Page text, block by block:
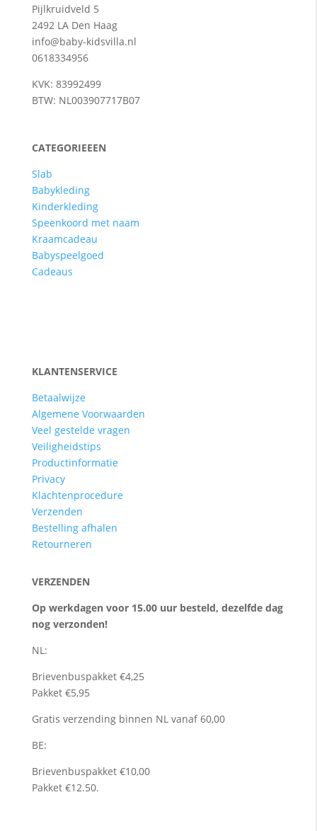
Pijlkruidveld 5
2492 LA Den Haag
info@baby-kidsvilla.nl
0618334956
KVK: 83992499
BTW: NL003907717B07
CATEGORIEEEN
Slab
Babykleding
Kinderkleding
Speenkoord met naam
Kraamcadeau
Babyspeelgoed
Cadeaus
KLANTENSERVICE
Betaalwijze
Algemene Voorwaarden
Veel gestelde vragen
Veiligheidstips
Productinformatie
Privacy
Klachtenprocedure
Verzenden
Bestelling afhalen
Retourneren
VERZENDEN
Op werkdagen voor 15.00 uur besteld, dezelfde dag
nog verzonden!
NL:
Brievenbuspakket €4,25
Pakket €5,95
Gratis verzending binnen NL vanaf 60,00
BE:
Brievenbuspakket €10,00
Pakket €12.50.